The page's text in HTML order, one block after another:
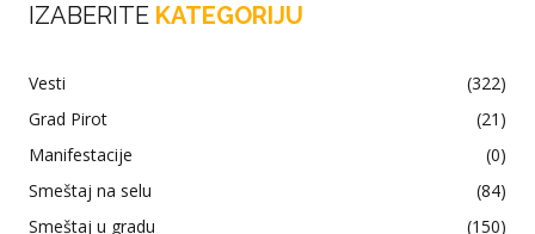
IZABERITE KATEGORIJU
Vesti
(322)
Grad Pirot
(21)
Manifestacije
(0)
Smeštaj na selu
(84)
Smeštaj u gradu
(150)